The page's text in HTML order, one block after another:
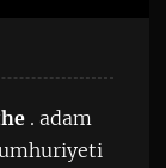
. adam